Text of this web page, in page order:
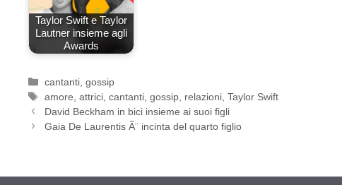
Taylor Swift e Taylor
Lautner insieme agli
Awards
Categorie
cantanti ,gossip
Tag
amore ,attrici ,cantanti ,gossip relazioni ,Taylor Swift
David Beckham in bici insieme ai suoi figli
Gaia De Laurentis Ã¨ incinta del quarto figlio